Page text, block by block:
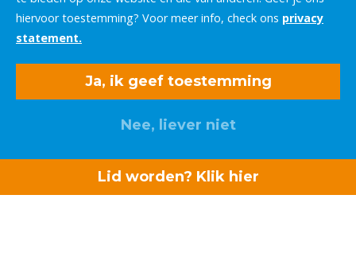
hiervoor toestemming? Voor meer info, check ons privacy
statement.
Ja, ik geef toestemming
Nee, liever niet
Lid worden? Klik hier